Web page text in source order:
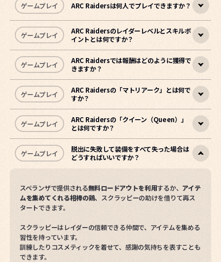
ARC Raidersは、 地上に上がって資源を収集し、戦利品を持った
まま脱出地点へたどり着いて帰還することが核となるゲームで
す。
あなたは地下都市スペランザ（Speranza）のレイダーとして、
危険が潜む地上へ赴き、資源を収集して任務を遂行します。その
過程で他のレイダーと協力したり競い合ったりし、正体不明の機
械勢力ARCと対峙することもあります。
目標は戦利品を持って生き延びること。
このリスクと報酬のバ
ランスの中で生き延び、成長していく循環こそが、ARC Raiders
の核心的なゲーム体験です。
ゲームプレイ ARC Raidersは何人でプレイできますか？
ARC Raidersは一人でプレイすることも、最大3人で構成された
チームで一緒にプレイすることもできます。
マッチメイキングは、チーム同士やソロ同士の対戦を優先しま
す。
ゲームプレイ
ARC Raidersのレイダーレベルとスキルポ
イントとは何ですか？
レイダーレベルは、地上でのさまざまな活動を通じて経験値
（XP）を集めて上げていく成長段階で、レベルが上がるたびに
スキルポイントを獲得します。
- スキルポイントを使って新しいスキルや能力を習得できます。
- 機動性、ステルス、携行量など、自分だけのプレイスタイルに
合わせて能力を強化できます。
ゲームのお問い合わせ
ゲームプレイ
ARC Raidersでは報酬はどのように獲得で
きますか？
ゲームをプレイしてチャレンジを達成すると、
を獲得でき
ます。
獲得したクレドで
レイダーデッキの報酬を開放 できます。
• 上層で達成できる小さな目標（例：ワスプを5体撃破）をクリ
アすると、クレドが付与されます。
• クレドはレイダーデッキの報酬開放に使用されます。
• レイダーデッキは進行型の報酬システムで、報酬を開放するほ
ゲームのお問い合わせ
ゲームプレイ
ARC Raidersの「マトリアーク」とは何で
すか？
マトリアークは、
数多くの脅威となるARCを召喚し、さまざまな
遠距離攻撃を繰り出す巨大なARCです。
他のレイダーたちと協力してマトリアークのシールドを破壊し、
レジェンダリーアイテムを手に入れましょう。
ゲームのお問い合わせ
ゲームプレイ
ARC Raidersの「クイーン（Queen）」
とは何ですか？
クイーンは、アパートの建物ほど巨大なARC
で、地上を徘徊しな
がら正体不明の構造物「ハーベスター」を防衛します。
ハーベスターからは特別な設計図が入手できることがあります。
設計図を手に入れて、強力な武器を製作してみましょう。
ゲームプレイ
脱出に失敗して装備をすべて失った場合は
どうすればいいですか？
スペランザで提供される無料ロードアウトを利用するか、 アイテ
ムを集めてくれる相棒の鶏、スクラッピーの助けを借りて再ス
タートできます。
スクラッピーはレイダーの信頼できる仲間で、アイテムを集める
習性を持っています。
訓練したりコスメティックを着せて、感謝の気持ちを表すことも
できます。